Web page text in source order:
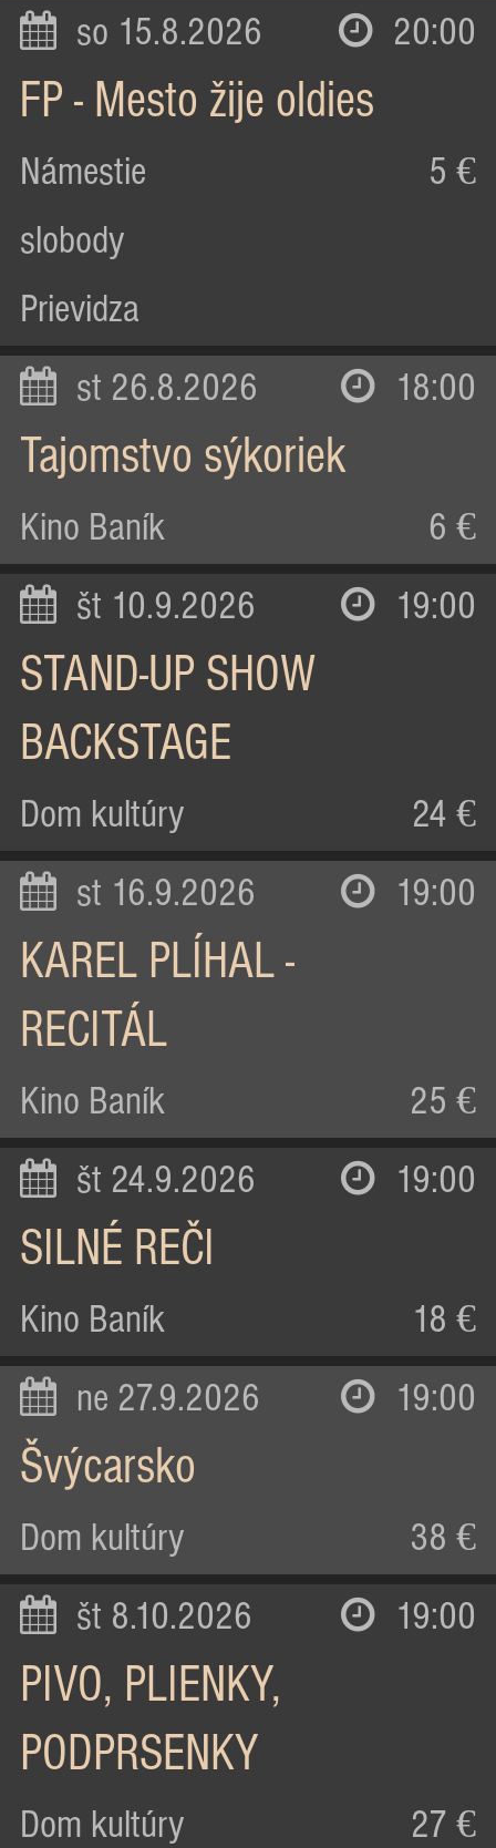
so 15.8.2026 20:00
FP - Mesto žije oldies
Námestie
slobody
Prievidza
5 €
st 26.8.2026 18:00
Tajomstvo sýkoriek
Kino Baník 6 €
št 10.9.2026 19:00
STAND-UP SHOW
BACKSTAGE
Dom kultúry 24 €
st 16.9.2026 19:00
KAREL PLÍHAL -
RECITÁL
Kino Baník 25 €
št 24.9.2026 19:00
SILNÉ REČI
Kino Baník 18 €
ne 27.9.2026 19:00
Švýcarsko
Dom kultúry 38 €
št 8.10.2026 19:00
PIVO, PLIENKY,
PODPRSENKY
Dom kultúry 27 €